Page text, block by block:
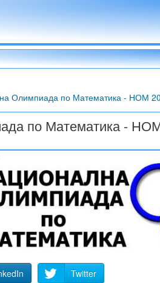
Олимпиада по Математика - НОМ
по Математика -
Twitter